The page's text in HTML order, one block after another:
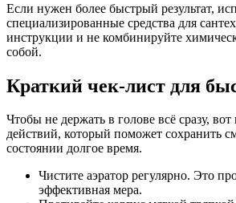
Если нужен более быстрый результат,
специализированные средства для
инструкции и не комбинируйте
собой.
Краткий чек-лист для
Чтобы не держать в голове всё сразу,
действий, который поможет сохранить
состоянии долгое время.
Чистите аэратор регулярно. Это
эффективная мера.